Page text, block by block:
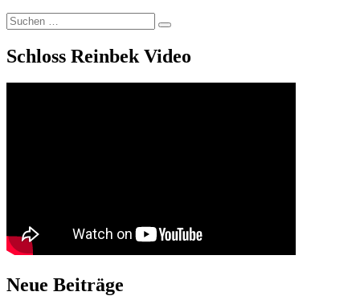
Suchen
nach:
Suchen
Schloss Reinbek Video
Neue Beiträge